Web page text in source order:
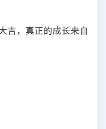
吉，真正的成长来自